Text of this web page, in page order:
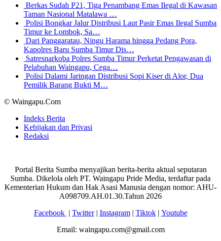
Berkas Sudah P21, Tiga Penambang Emas Ilegal di Kawasan
Taman Nasional Matalawa …
Polisi Bongkar Jalur Distribusi Laut Pasir Emas Ilegal Sumba
Timur ke Lombok, Sa…
Dari Panggaratau, Ningu Harama hingga Pedang Pora,
Kapolres Baru Sumba Timur Dis…
Satresnarkoba Polres Sumba Timur Perketat Pengawasan di
Pelabuhan Waingapu, Cega…
Polisi Dalami Jaringan Distribusi Sopi Kiser di Alor, Dua
Pemilik Barang Bukti M…
© Waingapu.Com
Indeks Berita
Kebijakan dan Privasi
Redaksi
Portal Berita Sumba menyajikan berita-berita aktual seputaran
Sumba. Dikelola oleh PT. Waingapu Pride Media, terdaftar pada
Kementerian Hukum dan Hak Asasi Manusia dengan nomor: AHU-
A098709.AH.01.30.Tahun 2026
Facebook | Twitter| Instagram| Tiktok| Youtube
Email: waingapu.com@gmail.com